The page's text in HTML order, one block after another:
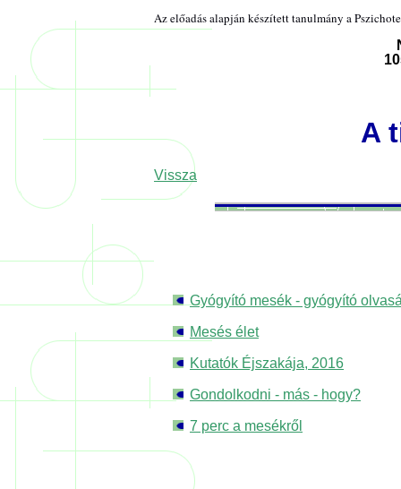
Az előadás alapján készített tanulmány a
A
Vissza
Gyógyító mesék - gyógyító
Mesés élet
Kutatók Éjszakája, 2016
Gondolkodni - más - hogy?
7 perc a mesékről